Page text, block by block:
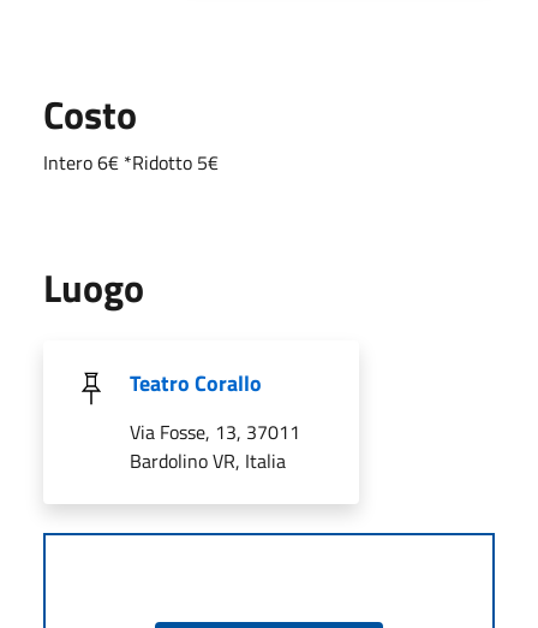
Costo
Intero 6€ *Ridotto 5€
Luogo
Teatro Corallo
Via Fosse, 13, 37011
Bardolino VR, Italia